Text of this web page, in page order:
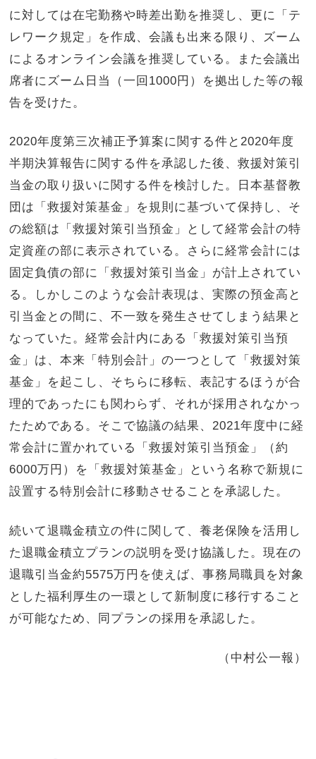
に対しては在宅勤務や時差出勤を推奨し、更に「テ
レワーク規定」を作成、会議も出来る限り、ズーム
によるオンライン会議を推奨している。また会議出
席者にズーム日当（一回1000円）を拠出した等の報
告を受けた。
2020年度第三次補正予算案に関する件と2020年度
半期決算報告に関する件を承認した後、救援対策引
当金の取り扱いに関する件を検討した。日本基督教
団は「救援対策基金」を規則に基づいて保持し、そ
の総額は「救援対策引当預金」として経常会計の特
定資産の部に表示されている。さらに経常会計には
固定負債の部に「救援対策引当金」が計上されてい
る。しかしこのような会計表現は、実際の預金高と
引当金との間に、不一致を発生させてしまう結果と
なっていた。経常会計内にある「救援対策引当預
金」は、本来「特別会計」の一つとして「救援対策
基金」を起こし、そちらに移転、表記するほうが合
理的であったにも関わらず、それが採用されなかっ
たためである。そこで協議の結果、2021年度中に経
常会計に置かれている「救援対策引当預金」（約
6000万円）を「救援対策基金」という名称で新規に
設置する特別会計に移動させることを承認した。
続いて退職金積立の件に関して、養老保険を活用し
た退職金積立プランの説明を受け協議した。現在の
退職引当金約5575万円を使えば、事務局職員を対象
とした福利厚生の一環として新制度に移行すること
が可能なため、同プランの採用を承認した。
（中村公一報）